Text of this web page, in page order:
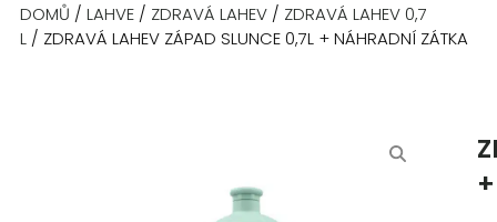
DOMŮ / LAHVE/ ZDRAVÁ LAHEV/ ZDRAVÁ LAHEV 0,7
L/ ZDRAVÁ LAHEV ZÁPAD SLUNCE 0,7L + NÁHRADNÍ ZÁTKA